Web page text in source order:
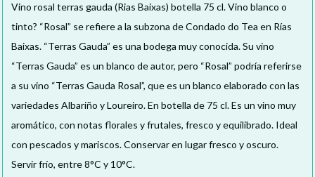
Vino rosal terras gauda (Rias Baixas) botella 75 cl. Vino blanco o
tinto? “Rosal” se refiere a la subzona de Condado do Tea en Rías
Baixas. “Terras Gauda” es una bodega muy conocida. Su vino
“Terras Gauda” es un blanco de autor, pero “Rosal” podría referirse
a su vino “Terras Gauda Rosal”, que es un blanco elaborado con las
variedades Albariño y Loureiro. En botella de 75 cl. Es un vino muy
aromático, con notas florales y frutales, fresco y equilibrado. Ideal
con pescados y mariscos. Conservar en lugar fresco y oscuro.
Servir frío, entre 8°C y 10°C.